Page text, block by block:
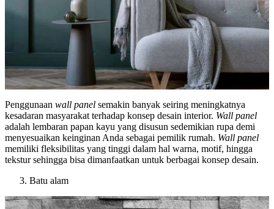
Penggunaan wall panel semakin banyak seiring meningkatnya
kesadaran masyarakat terhadap konsep desain interior. Wall panel
adalah lembaran papan kayu yang disusun sedemikian rupa demi
menyesuaikan keinginan Anda sebagai pemilik rumah. Wall panel
memiliki fleksibilitas yang tinggi dalam hal warna, motif, hingga
tekstur sehingga bisa dimanfaatkan untuk berbagai konsep desain.
Batu alam